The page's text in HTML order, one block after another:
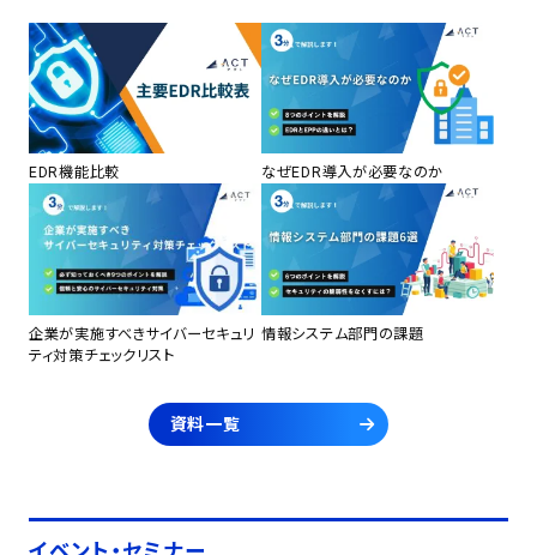
EDR機能比較 なぜEDR導入が必要なのか
企業が実施すべきサイバーセキュリ
ティ対策チェックリスト
情報システム部門の課題
資料一覧